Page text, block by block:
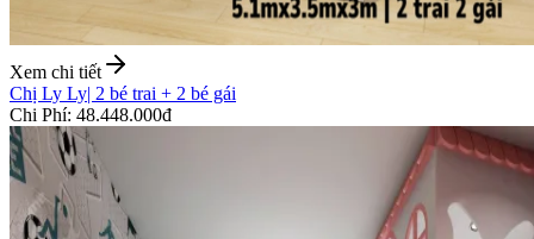
Xem chi tiết
Chị Ly Ly| 2 bé trai + 2 bé gái
Chi Phí: 48.448.000đ